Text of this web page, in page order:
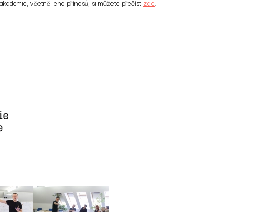
včetně jeho přínosů, si můžete přečíst zde.